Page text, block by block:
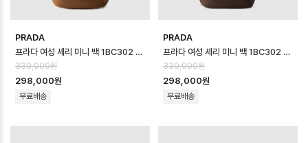
PRADA
프라다 여성 셰리 미니 백 1BC302 - Prada Womens Cherie Mini B…
339,000원
298,000원
무료배송
PRADA
프라다 여성 셰리 미니 백 1BC302 - Prada Womens Cherie Mini B…
339,000원
298,000원
무료배송